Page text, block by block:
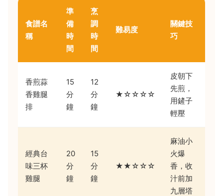
食譜名
稱
準
備
時
間
烹
調
時
間
難易度
關鍵技
巧
香煎蒜
香雞腿
排
15
分
鐘
12
分
鐘
★☆☆☆☆
皮朝下
先煎，
用鏟子
輕壓
經典台
味三杯
雞腿
20
分
鐘
15
分
鐘
★★☆☆☆
麻油小
火爆
香，收
汁前加
九層塔